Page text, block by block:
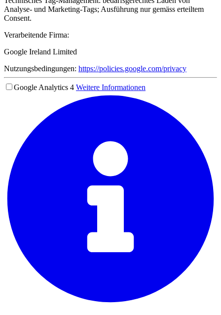
Analyse- und Marketing-Tags; Ausführung nur gemäss erteiltem
Consent.
Verarbeitende Firma:
Google Ireland Limited
Nutzungsbedingungen: https://policies.google.com/privacy
Google Analytics 4 Weitere Informationen